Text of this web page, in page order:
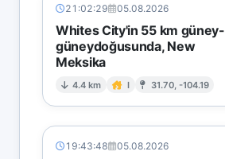
21:02:29 05.08.2026
Whites City'in 55 km güney-
güneydoğusunda, New
Meksika
4.4 km I 31.70, -104.19
19:43:48 05.08.2026